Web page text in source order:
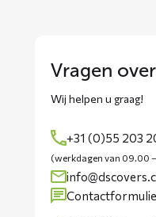
Vragen
Wij helpen u graag!
+31 (0)55 203
(werkdagen van 09.00